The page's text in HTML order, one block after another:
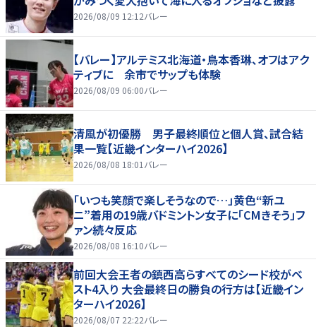
2026/08/09 12:12バレー
【バレー】アルテミス北海道・鳥本香琳、オフはアク
ティブに 余市でサップも体験
2026/08/09 06:00バレー
清風が初優勝 男子最終順位と個人賞、試合結
果一覧【近畿インターハイ2026】
2026/08/08 18:01 バレー
「いつも笑顔で楽しそうなので…」黄色“新ユ
ニ”着用の19歳バドミントン女子に「CMきそう」フ
ァン続々反応
2026/08/08 16:10バレー
前回大会王者の鎮西高らすべてのシード校がベ
スト4入り 大会最終日の勝負の行方は【近畿イン
ターハイ2026】
2026/08/07 22:22バレー